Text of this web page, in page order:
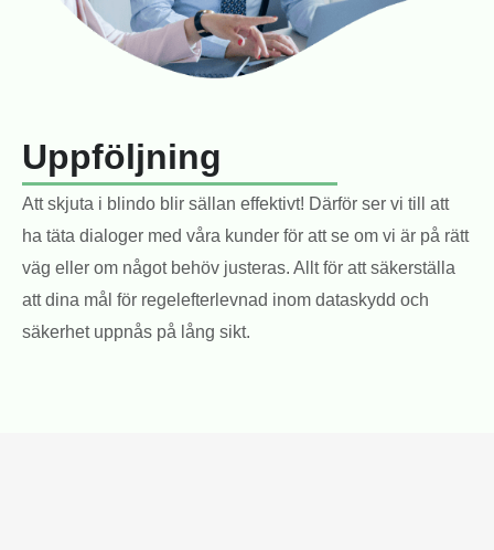
Uppföljning
Att skjuta i blindo blir sällan effektivt! Därför ser vi till att
ha täta dialoger med våra kunder för att se om vi är på rätt
väg eller om något behöv justeras. Allt för att säkerställa
att dina mål för regelefterlevnad inom dataskydd och
säkerhet uppnås på lång sikt.